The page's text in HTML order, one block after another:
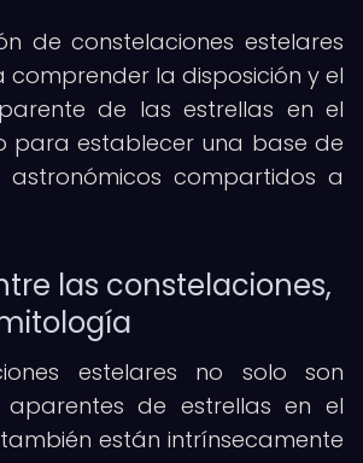
de constelaciones estelares
comprender la disposición y el
de las estrellas en el
para establecer una base de
astronómicos compartidos a
las constelaciones,
estelares no solo son
aparentes de estrellas en el
están intrínsecamente